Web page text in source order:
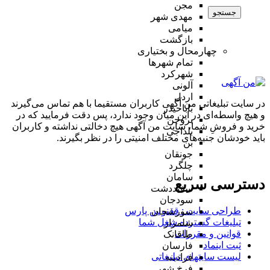
مجن
مهدی شهر
میامی
بازگشت
چهارمحال و بختیاری
تمام شهر‌ها
شهرکرد
آلونی
اردل
باباحیدر
بروجن
بلداجی
بن
جونقان
چلگرد
سامان
سفیددشت
سودجان
سورشجان
شلمزار
طاقانک
فارسان
فرادبنه
جستجو
در سایت تبلیغاتی من آگهی کاربران مستقیما با هم تماس می‌گیرند
و هیچ واسطه‌ای در این میان وجود ندارد، پس دقت فرمایید که در
خرید و فروشِ شما، سایت من آگهی هیچ دخالتی نداشته و کاربران
باید خودشان جنبه‌های مختلف امنیتی را در نظر بگیرند.
دسترسی سریع
طراحی سایت :‌ ققنوس پارس
تبلیغات گسترده شغل شما
قوانین و مقررات
ثبت اینماد
لیست سایتهای تبلیغاتی